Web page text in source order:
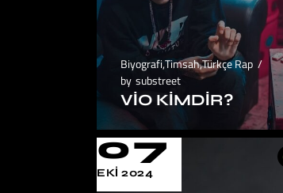
Biyografi,Timsah,Türkçe Rap
by substreet
VIO KIMDIR?
07
EKI 2024